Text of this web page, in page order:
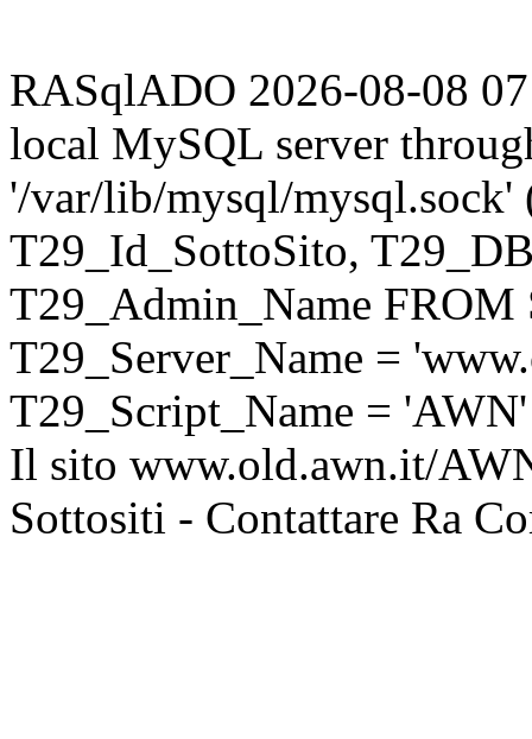
RASqlADO 2026-08-08
local MySQL server
'/var/lib/mysql/mysql.sock'
T29_Id_SottoSito,
T29_Admin_Name
T29_Server_Name =
T29_Script_Name = 'AWN'
Il sito www.old.awn.it/
Sottositi - Contattare Ra